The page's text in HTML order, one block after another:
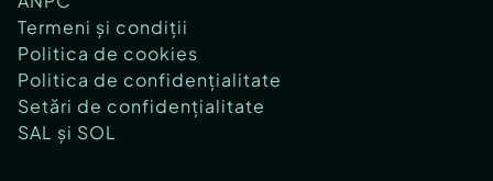
Termeni și condiții
Politica de cookies
Politica de confidențialitate
Setări de confidențialitate
SAL și SOL